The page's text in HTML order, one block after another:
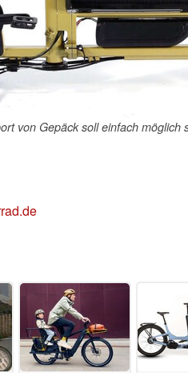
von Gepäck soll einfach möglich